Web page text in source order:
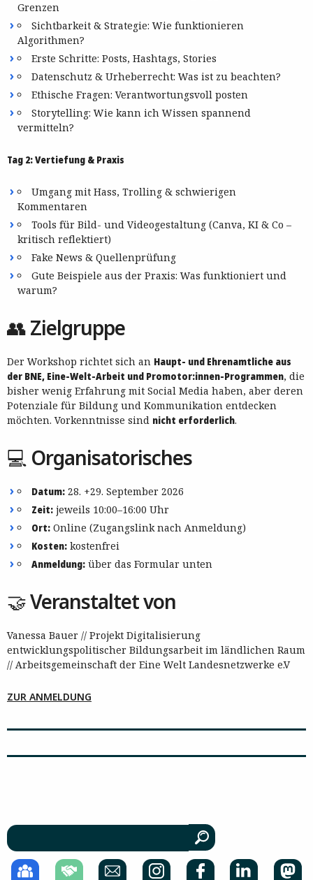
Grenzen
Sichtbarkeit & Strategie: Wie funktionieren
Algorithmen?
Erste Schritte: Posts, Hashtags, Stories
Datenschutz & Urheberrecht: Was ist zu beachten?
Ethische Fragen: Verantwortungsvoll posten
Storytelling: Wie kann ich Wissen spannend
vermitteln?
Tag 2: Vertiefung & Praxis
Umgang mit Hass, Trolling & schwierigen
Kommentaren
Tools für Bild- und Videogestaltung (Canva, KI & Co –
kritisch reflektiert)
Fake News & Quellenprüfung
Gute Beispiele aus der Praxis: Was funktioniert und
warum?
👥 Zielgruppe
Der Workshop richtet sich an Haupt- und Ehrenamtliche aus
der BNE, Eine-Welt-Arbeit und Promotor:innen-Programmen, die
bisher wenig Erfahrung mit Social Media haben, aber deren
Potenziale für Bildung und Kommunikation entdecken
möchten. Vorkenntnisse sind nicht erforderlich.
💻 Organisatorisches
Datum: 28. +29. September 2026
Zeit: jeweils 10:00–16:00 Uhr
Ort: Online (Zugangslink nach Anmeldung)
Kosten: kostenfrei
Anmeldung: über das Formular unten
🤝 Veranstaltet von
Vanessa Bauer // Projekt Digitalisierung
entwicklungspolitischer Bildungsarbeit im ländlichen Raum
// Arbeitsgemeinschaft der Eine Welt Landesnetzwerke e.V
ZUR ANMELDUNG